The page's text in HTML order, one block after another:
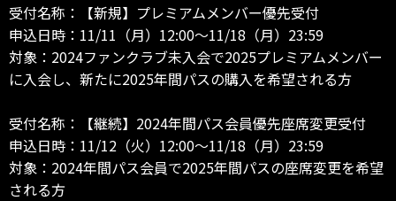
受付名称：【新規】プレミアムメンバー優先受付
申込日時：11/11（月）12:00～11/18（月）23:59
対象：2024ファンクラブ未入会で2025プレミアムメンバー
に入会し、新たに2025年間パスの購入を希望される方
受付名称：【継続】2024年間パス会員優先座席変更受付
申込日時：11/12（火）12:00～11/18（月）23:59
対象：2024年間パス会員で2025年間パスの座席変更を希望
される方